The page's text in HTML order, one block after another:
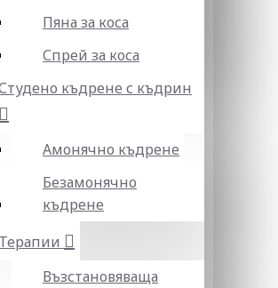
Пяна за коса
Спрей за коса
къдрене с къдрин
Амонячно къдрене
Безамонячно
къдрене
Терапии
Възстановяваща